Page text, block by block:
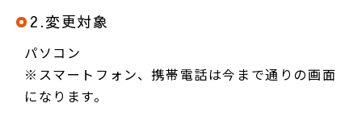
2.変更対象
パソコン
※スマートフォン、携帯電話は今まで通りの画面
になります。